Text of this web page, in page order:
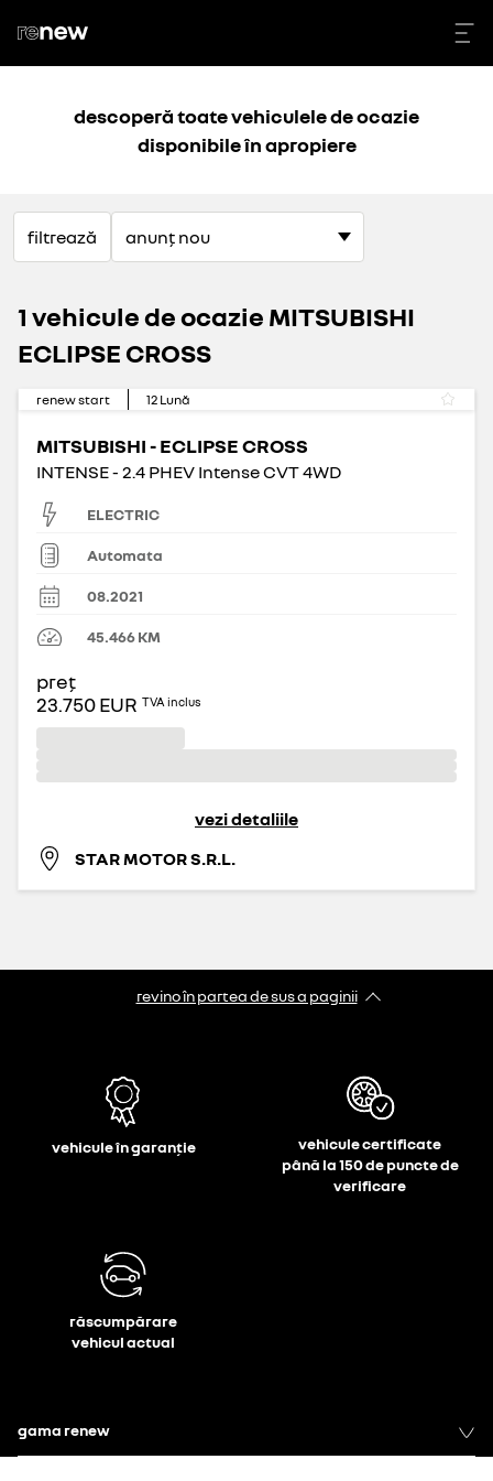
descoperă toate vehiculele de ocazie
disponibile în apropiere
filtrează
1 vehicule de ocazie MITSUBISHI
ECLIPSE CROSS
renew start 12 Lună
MITSUBISHI - ECLIPSE CROSS
INTENSE - 2.4 PHEV Intense CVT 4WD
ELECTRIC
Automata
08.2021
45.466KM
preț
23.750 EUR TVA inclus
vezi detaliile
STAR MOTOR S.R.L.
revino în partea de sus a paginii
vehicule în garanție
vehicule certificate
până la 150 de puncte de
verificare
răscumpărare
vehicul actual
gama renew